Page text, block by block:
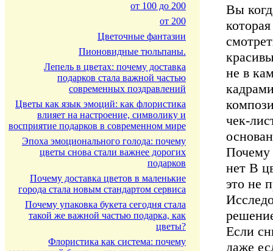
от 100 до 200
от 200
Цветочные фантазии
Пионовидные тюльпаны.
Лепель в цветах: почему доставка
подарков стала важной частью
современных поздравлений
Цветы как язык эмоций: как флористика
влияет на настроение, символику и
восприятие подарков в современном мире
Эпоха эмоционального голода: почему
цветы снова стали важнее дорогих
подарков
Почему доставка цветов в маленькие
города стала новым стандартом сервиса
Почему упаковка букета сегодня стала
такой же важной частью подарка, как
цветы?
Флористика как система: почему
Вы
не в
чек-
Почему
нет В
это не
Если
даже